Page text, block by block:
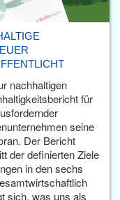
nachhaltigen
für
seine
Der Bericht
der definierten Ziele
in den sechs
sich, was uns als